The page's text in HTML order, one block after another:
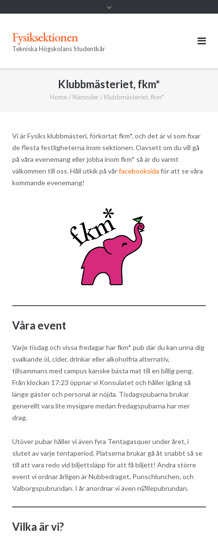
Fysiksektionen
Tekniska Högskolans Studentkår
Klubbmästeriet, fkm*
Home/ Nämnder/ Klubbmästeriet, fkm*
Vi är Fysiks klubbmästeri, förkortat fkm*, och det är vi som fixar
de flesta festligheterna inom sektionen. Oavsett om du vill gå
på våra evenemang eller jobba inom fkm* så är du varmt
välkommen till oss. Håll utkik på vårfacebooksida för att se våra
kommande evenemang!
Våra event
Varje tisdag och vissa fredagar har fkm* pub där du kan unna dig
svalkande öl, cider, drinkar eller alkoholfria alternativ,
tillsammans med campus kanske bästa mat till en billig peng.
Från klockan 17:23 öppnar vi Konsulatet och håller igång så
länge gäster och personal är nöjda. Tisdagspubarna brukar
generellt vara lite mysigare medan fredagspubarna har mer
drag.
Utöver pubar håller vi även fyra Tentagasquer under året, i
slutet av varje tentaperiod. Platserna brukar gå åt snabbt så se
till att vara redo vid biljettsläpp för att få biljett! Andra större
event vi ordnar årligen är Nubbedraget, Punschlunchen, och
Valborgspubrundan. I år anordnar vi även nØllepubrundan.
Vilka är vi?